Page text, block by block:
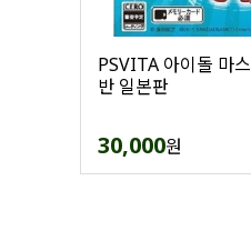
PSVITA 아이돌 마
반 일본판
30,000원